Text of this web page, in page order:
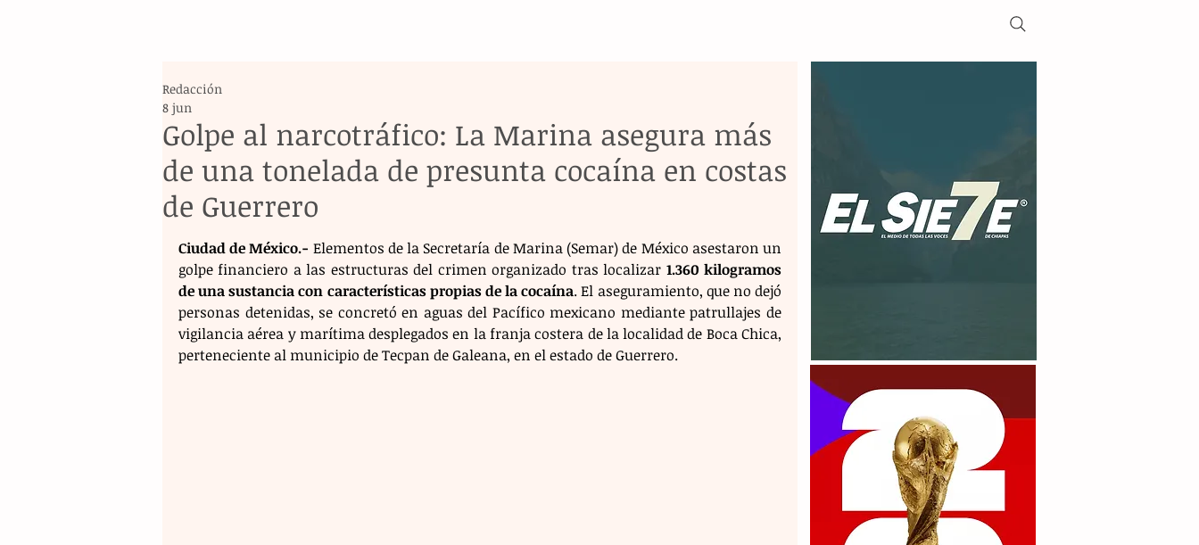
Golpe al narcotráfico: La Marina asegura más
de una tonelada de presunta cocaína en costas
de Guerrero
Redacción
8 jun
Ciudad de México.- Elementos de la Secretaría de Marina (Semar) de México asestaron un
golpe financiero a las estructuras del crimen organizado tras localizar 1.360 kilogramos
de una sustancia con características propias de la cocaína. El aseguramiento, que no dejó
personas detenidas, se concretó en aguas del Pacífico mexicano mediante patrullajes de
vigilancia aérea y marítima desplegados en la franja costera de la localidad de Boca Chica,
perteneciente al municipio de Tecpan de Galeana, en el estado de Guerrero.